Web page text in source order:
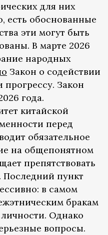
для них
есть обоснованные
эти могут быть
В марте 2026
народных
Закон о содействии
прогрессу. Закон
года.
китайской
перед
обязательное
на общепонятном
препятствовать
пункт
в самом
бракам
Однако
вопросы.